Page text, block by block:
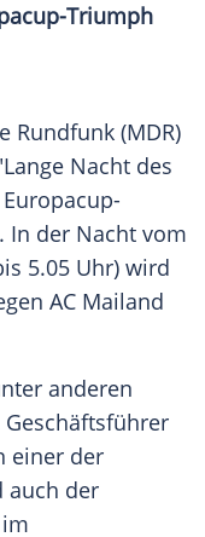
Triumph
Rundfunk (MDR)
Nacht des
In der Nacht vom
5.05 Uhr) wird
AC Mailand
anderen
Geschäftsführer
einer der
auch der